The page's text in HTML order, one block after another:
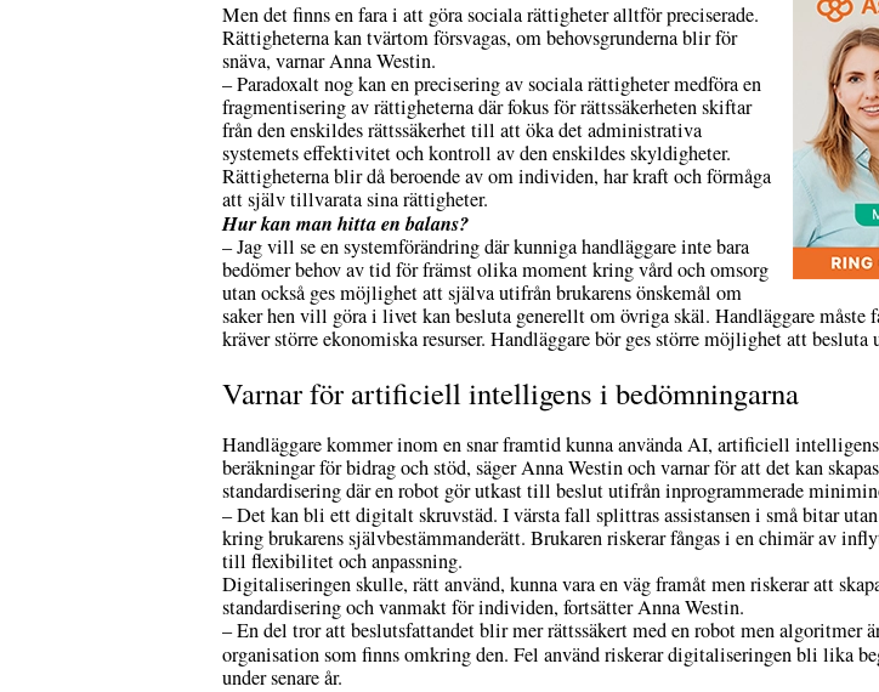
Men det finns en fara i att göra sociala rättigheter alltför preciserade.
Rättigheterna kan tvärtom försvagas, om behovsgrunderna blir för
snäva, varnar Anna Westin.
– Paradoxalt nog kan en precisering av sociala rättigheter medföra en
fragmentisering av rättigheterna där fokus för rättssäkerheten skiftar
från den enskildes rättssäkerhet till att öka det administrativa
systemets effektivitet och kontroll av den enskildes skyldigheter.
Rättigheterna blir då beroende av om individen, har kraft och förmåga
att själv tillvarata sina rättigheter.
Hur kan man hitta en balans?
– Jag vill se en systemförändring där kunniga handläggare inte bara
bedömer behov av tid för främst olika moment kring vård och omsorg
utan också ges möjlighet att själva utifrån brukarens önskemål om
saker hen vill göra i livet kan besluta generellt om övriga skäl. Handläggare
kräver större ekonomiska resurser. Handläggare bör ges större möjlighet att
Varnar för artificiell intelligens i bedömningarna
Handläggare kommer inom en snar framtid kunna använda AI, artificiell
beräkningar för bidrag och stöd, säger Anna Westin och varnar för att det kan
standardisering där en robot gör utkast till beslut utifrån inprogrammerade
– Det kan bli ett digitalt skruvstäd. I värsta fall splittras assistansen i små bitar
kring brukarens självbestämmanderätt. Brukaren riskerar fångas i en chimär av
till flexibilitet och anpassning.
Digitaliseringen skulle, rätt använd, kunna vara en väg framåt men riskerar att
standardisering och vanmakt för individen, fortsätter Anna Westin.
– En del tror att beslutsfattandet blir mer rättssäkert med en robot men algoritmer
organisation som finns omkring den. Fel använd riskerar digitaliseringen bli lika
under senare år.